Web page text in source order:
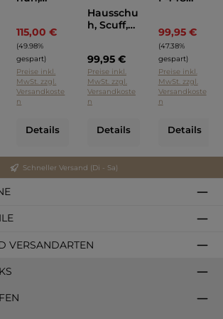
Preis:
115,00 €
Regulärer Preis:
(49.98%
gespart)
Preise inkl.
MwSt. zzgl.
Versandkoste
n
Details
Hausschu
h, Scuff,
99,95 €
Preise inkl.
MwSt. zzgl.
Versandkoste
n
Details
99,95 €
(47.38%
gespart)
Preise inkl.
MwSt. zzgl.
Versandkoste
n
Details
Schneller Versand (Di - Sa)
VERSANDARTEN